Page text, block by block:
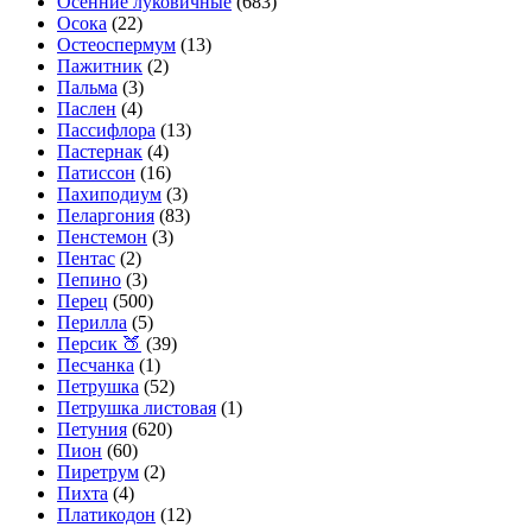
Осока (22)
Остеоспермум (13)
Пажитник (2)
Пальма (3)
Паслен (4)
Пассифлора (13)
Пастернак (4)
Патиссон (16)
Пахиподиум (3)
Пеларгония (83)
Пенстемон (3)
Пентас (2)
Пепино (3)
Перец (500)
Перилла (5)
Персик 🍑 (39)
Песчанка (1)
Петрушка (52)
Петрушка листовая (1)
Петуния (620)
Пион (60)
Пиретрум (2)
Пихта (4)
Платикодон (12)